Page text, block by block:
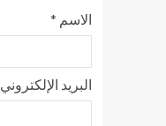
الاسم *
البريد الإلكتروني